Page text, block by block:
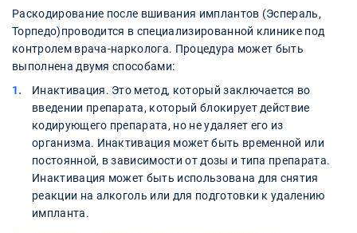
Раскодирование после вшивания имплантов (Эспераль,
Торпедо)проводится в специализированной клинике под
контролем врача-нарколога. Процедура может быть
выполнена двумя способами:
Инактивация. Это метод, который заключается во
введении препарата, который блокирует действие
кодирующего препарата, но не удаляет его из
организма. Инактивация может быть временной или
постоянной, в зависимости от дозы и типа препарата.
Инактивация может быть использована для снятия
реакции на алкоголь или для подготовки к удалению
импланта.